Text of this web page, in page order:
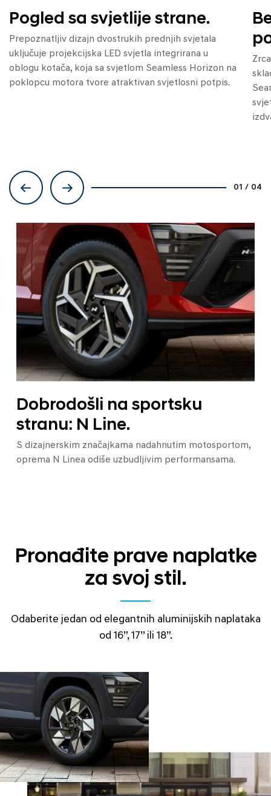
Pogled sa svjetlije strane.
Prepoznatljiv dizajn dvostrukih prednjih svjetala
uključuje projekcijska LED svjetla integrirana u
oblogu kotača, koja sa svjetlom Seamless Horizon na
poklopcu motora tvore atraktivan svjetlosni potpis.
01 / 04
Dobrodošli na sportsku
stranu: N Line.
S dizajnerskim značajkama nadahnutim motosportom,
oprema N Linea odiše uzbudljivim performansama.
Pronađite prave naplatke
za svoj stil.
Odaberite jedan od elegantnih aluminijskih naplataka
od 16”, 17” ili 18”.